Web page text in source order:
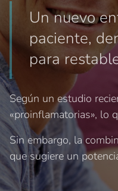
Un nuevo
paciente,
para
Según un estudio
«proinflamatorias», lo
Sin embargo, la
que sugiere un